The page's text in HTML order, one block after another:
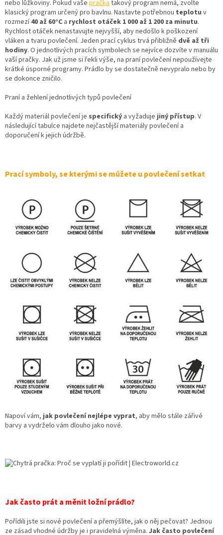
nebo lůžkoviny. Pokud vaše pračkatakový program nemá, zvolte
klasický program určený pro bavlnu. Nastavte potřebnou teplotu v
rozmezí 40 až 60°C a rychlost otáček 1 000 až 1 200 za minutu.
Rychlost otáček nenastavujte nejvyšší, aby nedošlo k poškození
vláken a tvaru povlečení. Jeden prací cyklus trvá přibližně dvě až tři
hodiny. O jednotlivých pracích symbolech se nejvíce dozvíte v manuálu
vaší pračky. Jak už jsme si řekli výše, na praní povlečení nepoužívejte
krátké úsporné programy. Prádlo by se dostatečně nevypralo nebo by
se dokonce zničilo.
Praní a žehlení jednotlivých typů povlečení
Každý materiál povlečení je specifický a vyžaduje jiný přístup. V
následující tabulce najdete nejčastější materiály povlečení a
doporučení k jejich údržbě.
Prací symboly, se kterými se můžete u povlečení setkat
Napoví vám, jak povlečení nejlépe vyprat, aby mělo stále zářivé
barvy a vydrželo vám dlouho jako nové.
Jak často prát a měnit ložní prádlo?
Pořídili jste si nové povlečení a přemýšlíte, jak o něj pečovat? Jednou
ze zásad vhodné údržby je i pravidelná výměna. Jak často povlečení